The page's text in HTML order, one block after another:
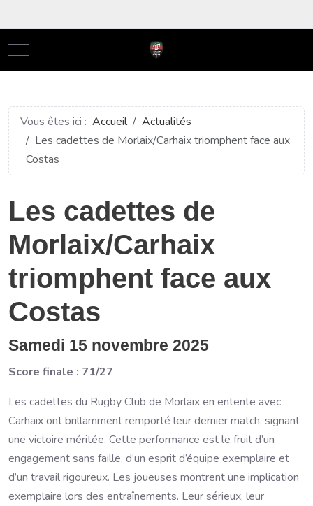
Mobile Menu Toggle
Vous êtes ici : Accueil
Actualités
Les cadettes de Morlaix/Carhaix triomphent face aux
Costas
Les cadettes de
Morlaix/Carhaix
triomphent face aux
Costas
Samedi 15 novembre 2025
Score finale : 71/27
Les cadettes du Rugby Club de Morlaix en entente avec
Carhaix ont brillamment remporté leur dernier match, signant
une victoire méritée. Cette performance est le fruit d’un
engagement sans faille, d’un esprit d’équipe exemplaire et
d’un travail rigoureux. Les joueuses montrent une implication
exemplaire lors des entraînements. Leur sérieux, leur